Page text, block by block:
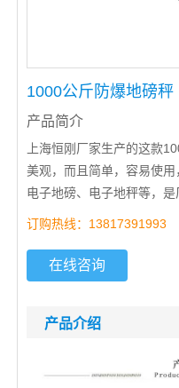
1000公斤防爆地磅秤
产品简介
上海恒刚厂家生产的这款
美观，而且简单，容易使
电子地磅、电子地秤等，
订购热线：13817391993
在线咨询
产品介绍